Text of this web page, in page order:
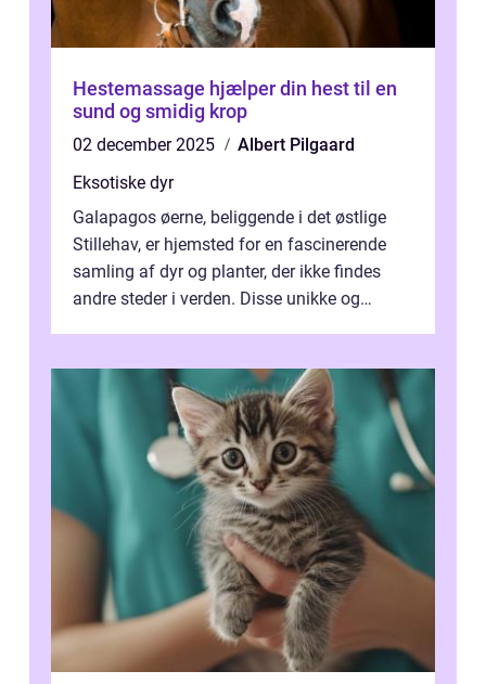
Hestemassage hjælper din hest til en
sund og smidig krop
02 december 2025
Albert Pilgaard
Eksotiske dyr
Galapagos øerne, beliggende i det østlige
Stillehav, er hjemsted for en fascinerende
samling af dyr og planter, der ikke findes
andre steder i verden. Disse unikke og